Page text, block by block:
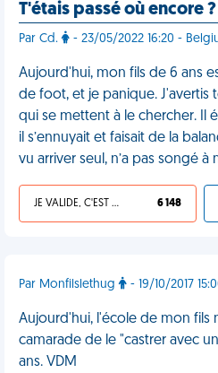
T'étais passé où encore ?
Par Cd. - 23/05/2022 16:20 -
Aujourd'hui, mon fils de 6 ans
de foot, et je panique. J'avertis
qui se mettent à le chercher. Il
il s’ennuyait et faisait de la
vu arriver seul, n’a pas songé à
JE VALIDE, C'EST UNE VDM 6 148
Par Monfilslethug - 19/10/2017
Aujourd'hui, l'école de mon fils
camarade de le "castrer avec
ans. VDM